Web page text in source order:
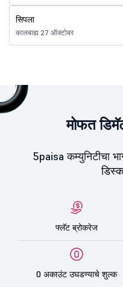
सिपला
कालबाह्य 27 ऑक्टोबर
मोफत
5paisa कम्युनिटीचा
फ्लॅट ब्रोकरेज
0 अकाउंट उघडण्याचे शुल्क